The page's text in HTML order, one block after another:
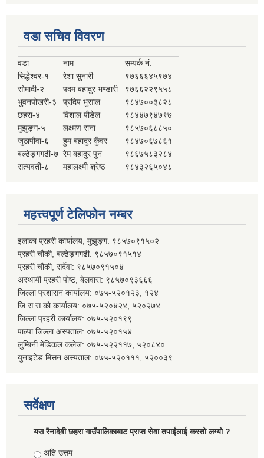
वडा सचिव विवरण
वडा नाम
सम्पर्क नं.
सिद्धेश्वर-१
रेशा सुनारी
९७६६६४५९७४
सोमादी-२
पदम बहादुर भण्डारी
९७६६२२९५५८
भुवनपोखरी-३
प्रदिप भुसाल
९८४७००३८२८
छहरा-४
विशाल पौडेल
९८४४७९४७९७
मुझुङ्ग-५
लक्ष्मण राना
९८५७०६८८५०
जुठापौवा-६
हुम बहादुर कुँवर
९८४७०६७८६१
बल्ढेङ्गगढी-७ रेम बहादुर पुन
९८६७५८३२८४
सत्यवती-८
महालक्ष्मी श्रेष्ठ ९८४३२६५०४८
महत्त्वपूर्ण टेलिफोन नम्बर
इलाका प्रहरी कार्यालय, मुझुङ्ग: ९८५७०९१५०२
प्रहरी चौकी, बल्ढेङ्गगढी: ९८५७०९१५१४
प्रहरी चौकी, सर्देवा: ९८५७०९१५०४
अस्थायी प्रहरी पोष्ट, बेलवास: ९८५७०९३६६६
जिल्ला प्रशासन कार्यालय: ०७५-५२०१२३, १२४
जि.स.स.को कार्यालय: ०७५-५२०४२४, ५२०२७४
जिल्ला प्रहरी कार्यालय: ०७५-५२०१९९
पाल्पा जिल्ला अस्पताल: ०७५-५२०१५४
लुम्बिनी मेडिकल कलेज: ०७५-५२२११७, ५२०८४०
युनाइटेड मिसन अस्पताल: ०७५-५२०१११, ५२००३९
सर्वेक्षण
यस रैनादेवी छहरा गाउँपालिकाबाट प्राप्त सेवा तपाईंलाई कस्तो लग्यो ?
Choices
अति उत्तम